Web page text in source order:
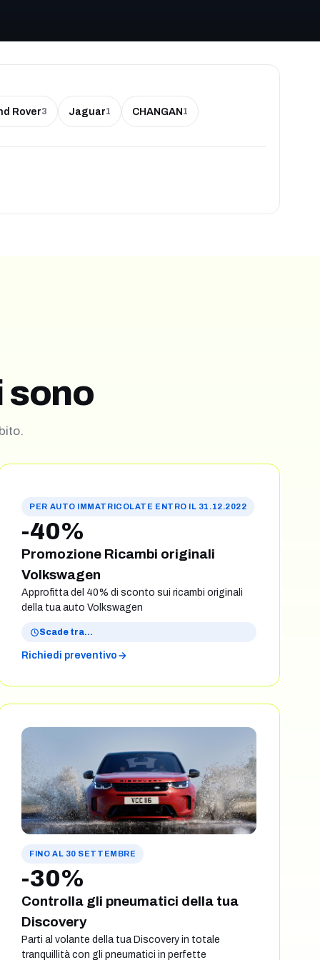
Rover3 Jaguar1 CHANGAN1
sono
PER AUTO IMMATRICOLATE ENTRO IL 31.12.2022
-40%
Promozione Ricambi originali
Volkswagen
Approfitta del 40% di sconto sui ricambi originali
della tua auto Volkswagen
Scade tra…
Richiedi preventivo
FINO AL 30 SETTEMBRE
-30%
Controlla gli pneumatici della tua
Discovery
Parti al volante della tua Discovery in totale
tranquillità con gli pneumatici in perfette